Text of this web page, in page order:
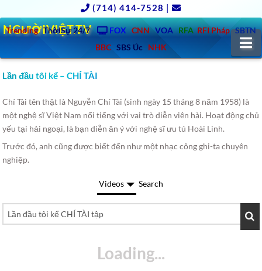
(714) 414-7528 |
Trending ThờiSự 24/7 FOX CNN VOA RFA RFI Pháp SBTN
BBC SBS Úc NHK
NGƯỜIVIỆT.TV
Lần đầu tôi kể – CHÍ TÀI
Chí Tài tên thật là Nguyễn Chí Tài (sinh ngày 15 tháng 8 năm 1958) là
một nghệ sĩ Việt Nam nổi tiếng với vai trò diễn viên hài. Hoạt động chủ
yếu tại hải ngoại, là bạn diễn ăn ý với nghệ sĩ ưu tú Hoài Linh.
Trước đó, anh cũng được biết đến như một nhạc công ghi-ta chuyên
nghiệp.
Videos Search